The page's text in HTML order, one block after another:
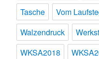
Tasche
Vom
Walzendruck
WKSA2018